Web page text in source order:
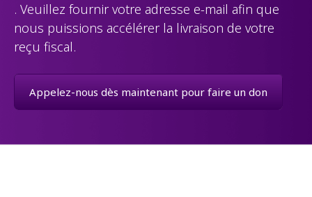
. Veuillez fournir votre adresse e-mail afin que
nous puissions accélérer la livraison de votre
reçu fiscal.
Appelez-nous dès maintenant pour faire un don